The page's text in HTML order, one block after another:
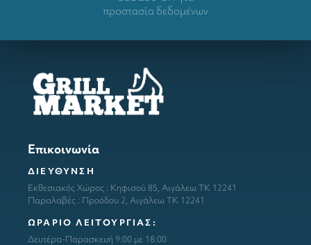
προστασία δεδομένων
Επικοινωνία
ΔΙΕΥΘΥΝΣΗ
Εκθεσιακός Χώρος : Κηφισού 85, Αιγάλεω ΤΚ 12241
Παραλαβές : Προόδου 2, Αιγάλεω ΤΚ 12241
ΩΡΑΡΙΟ ΛΕΙΤΟΥΡΓΙΑΣ:
Δευτέρα-Παρασκευή 9:00 με 18:00